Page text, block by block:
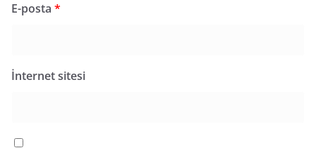
E-posta *
İnternet sitesi